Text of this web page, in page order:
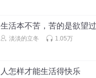
生活本不苦，苦的是欲望
淡淡的立冬 1.05万
人怎样才能生活得快乐